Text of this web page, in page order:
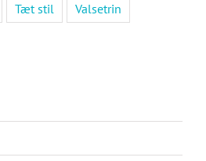
Tæt stil Valsetrin